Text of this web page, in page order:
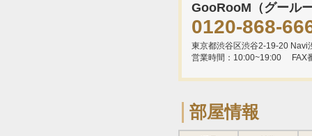
GooRooM（グール
0120-868-
東京都渋谷区渋谷2-19-20 Navi
営業時間：10:00~19:00
FAX
部屋情報